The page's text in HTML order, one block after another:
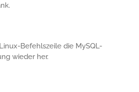
Befehlszeile die MySQL-
wieder her.